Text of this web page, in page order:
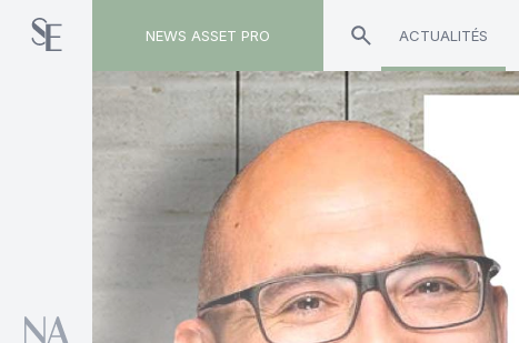
NEWS ASSET PRO ACTUALITÉS
Toute l'actualité sur le tag "Carmine de Franco"